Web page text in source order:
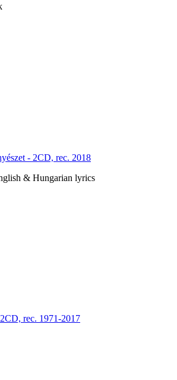
- 2CD, rec. 2018
& Hungarian lyrics
rec. 1971-2017